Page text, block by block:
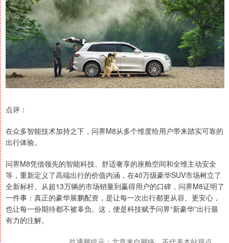
点评：
在众多智能技术加持之下，问界M8从多个维度给用户带来踏实可靠的
出行体验。
问界M8凭借领先的智能科技、舒适奢享的座舱空间和全维主动安全
等，重新定义了高端出行的价值内涵，在40万级豪华SUV市场树立了
全新标杆。从超13万辆的市场销量到赢得用户的口碑，问界M8证明了
一件事：真正的豪华展鹏配资，是让每一次出行都更从容、更安心，
也让每一份期待都不被辜负。这，便是科技赋予问界“新豪华”出行最
有力的注解。